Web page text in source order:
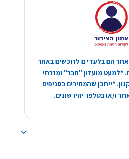
הם בלעדיים לרוכשים באתר
*למעט מועדון "חבר" ומזרחי
*ייתכן שהמחירים בסניפים
ו/או בטלפון יהיו שונים.